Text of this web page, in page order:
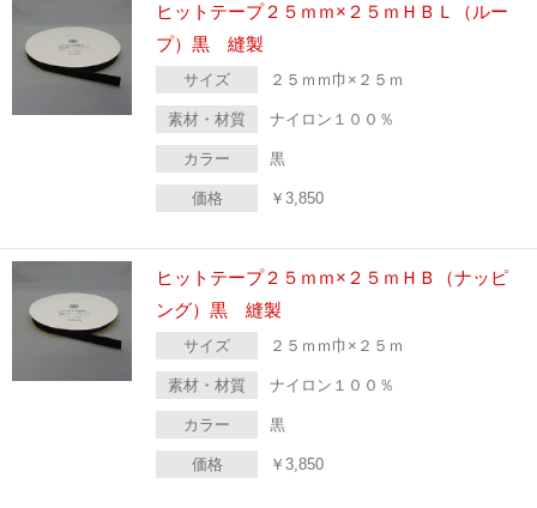
ヒットテープ２５ｍｍ×２５ｍＨＢＬ（ルー
プ）黒 縫製
サイズ ２５ｍｍ巾×２５ｍ
素材・材質 ナイロン１００％
カラー 黒
価格 ￥ 3,850
ヒットテープ２５ｍｍ×２５ｍＨＢ（ナッピ
ング）黒 縫製
サイズ ２５ｍｍ巾×２５ｍ
素材・材質 ナイロン１００％
カラー 黒
価格 ￥ 3,850